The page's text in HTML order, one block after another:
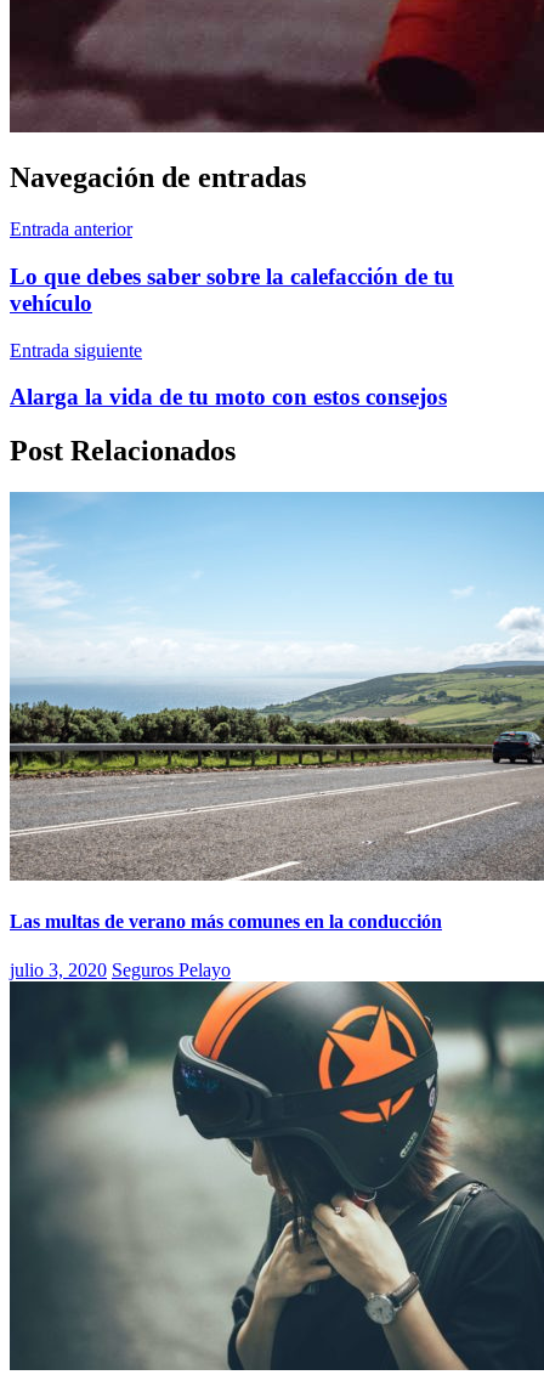
Navegación de entradas
Entrada anterior
Lo que debes saber sobre la calefacción de tu
vehículo
Entrada siguiente
Alarga la vida de tu moto con estos consejos
Post Relacionados
Las multas de verano más comunes en la conducción
julio 3, 2020 Seguros Pelayo